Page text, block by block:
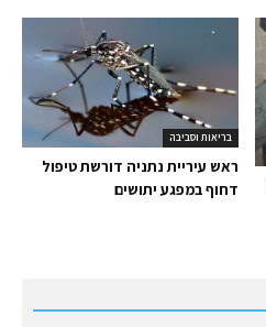
בריאות וסביבה
ראש עיריית נתניה דורשת טיפול
דחוף במפגע יתושים